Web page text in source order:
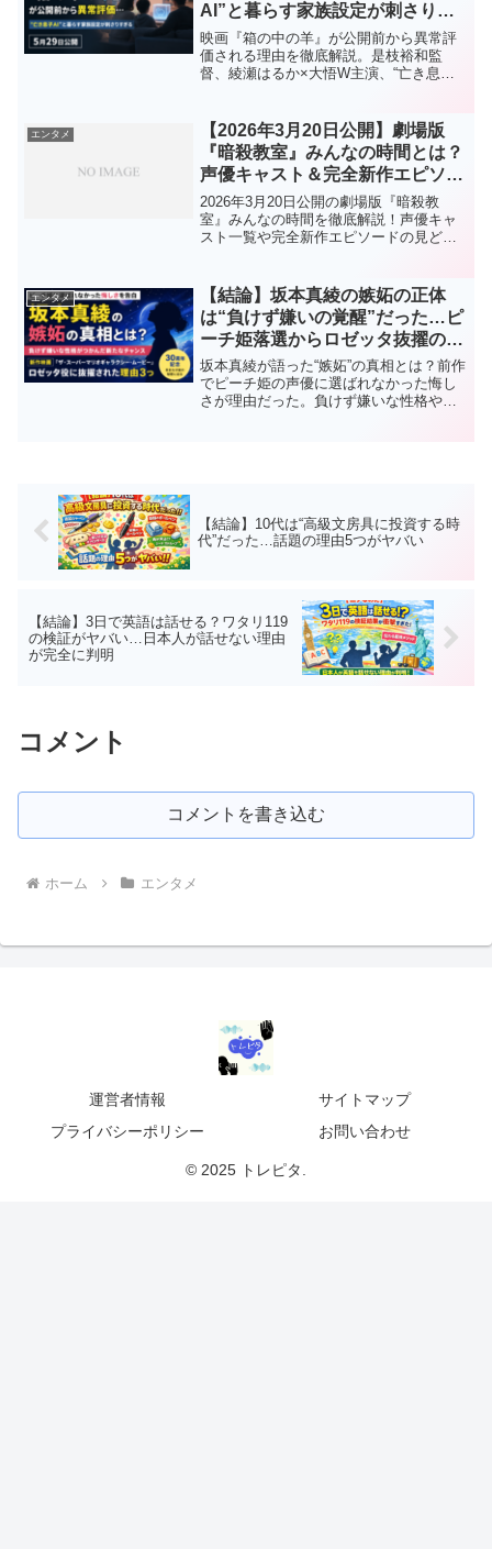
AI”と暮らす家族設定が刺さりす
ぎる
映画『箱の中の羊』が公開前から異常評
価される理由を徹底解説。是枝裕和監
督、綾瀬はるか×大悟W主演、“亡き息子
もまとめました。
エンタメ
【2026年3月20日公開】劇場版
『暗殺教室』みんなの時間とは？
声優キャスト＆完全新作エピソー
ドの魅力まとめ！
2026年3月20日公開の劇場版『暗殺教
室』みんなの時間を徹底解説！声優キャ
スト一覧や完全新作エピソードの見どこ
エンタメ
【結論】坂本真綾の嫉妬の正体
は“負けず嫌いの覚醒”だった…ピ
ーチ姫落選からロゼッタ抜擢の真
相
坂本真綾が語った“嫉妬”の真相とは？前作
でピーチ姫の声優に選ばれなかった悔し
さが理由だった。負けず嫌いな性格やロ
【結論】10代は“高級文房具に投資する時
代”だった…話題の理由5つがヤバい
【結論】3日で英語は話せる？ワタリ119
の検証がヤバい…日本人が話せない理由
が完全に判明
コメント
コメントを書き込む
ホーム エンタメ
運営者情報
サイトマップ
プライバシーポリシー
お問い合わせ
© 2025 トレピタ.